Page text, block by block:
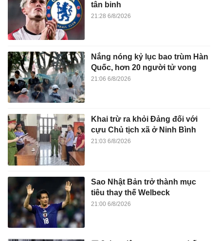
tân binh
21:28 6/8/2026
Nắng nóng kỷ lục bao trùm Hàn
Quốc, hơn 20 người tử vong
21:06 6/8/2026
Khai trừ ra khỏi Đảng đối với
cựu Chủ tịch xã ở Ninh Bình
21:03 6/8/2026
Sao Nhật Bản trở thành mục
tiêu thay thế Welbeck
21:00 6/8/2026